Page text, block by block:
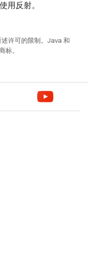
用反射。
许可的限制。Java 和
标。